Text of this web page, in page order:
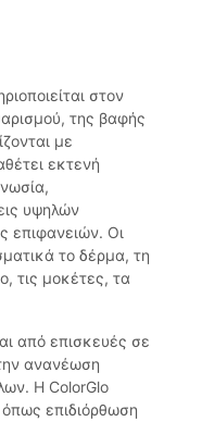
στον
της βαφής
με
εκτενή
υψηλών
επιφανειών. Οι
το δέρμα, τη
τις μοκέτες, τα
από επισκευές σε
ανανέωση
Η ColorGlo
επιδιόρθωση